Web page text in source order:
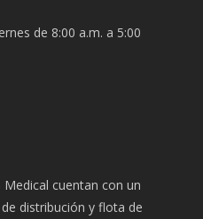
de 8:00 a.m. a 5:00
cuentan con un
distribución y flota de